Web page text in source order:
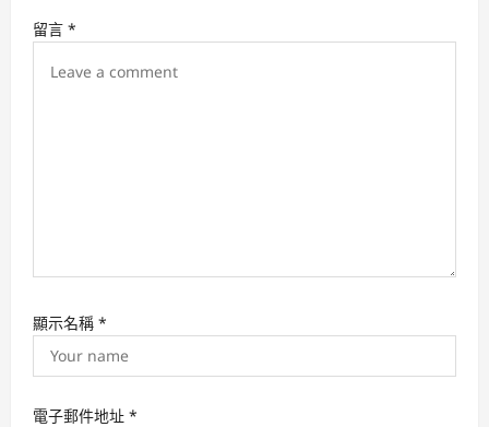
t
i
留言 *
顯示名稱 *
電子郵件地址 *